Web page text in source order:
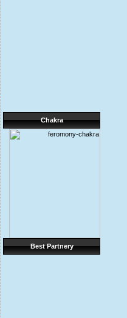
Chakra
Best Partnery